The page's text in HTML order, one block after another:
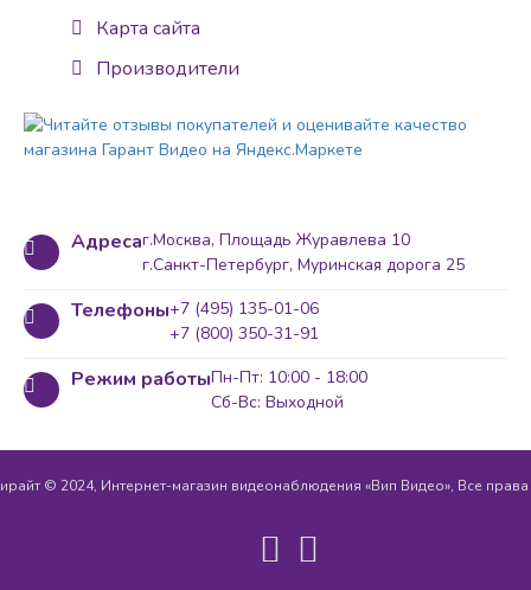
Карта сайта
Производители
Адресаг.Москва, Площадь Журавлева 10
г.Санкт-Петербург, Муринская дорога 25
Телефоны+7 (495) 135-01-06
+7 (800) 350-31-91
Режим работыПн-Пт: 10:00 - 18:00
Сб-Вс: Выходной
© 2024, Интернет-магазин видеонаблюдения «Вип Видео», Все